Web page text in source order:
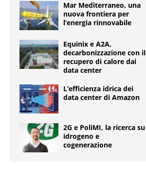
Mar Mediterraneo, una
nuova frontiera per
l’energia rinnovabile
Equinix e A2A,
decarbonizzazione con il
recupero di calore dai
data center
L’efficienza idrica dei
data center di Amazon
2G e PoliMI, la ricerca su
idrogeno e
cogenerazione